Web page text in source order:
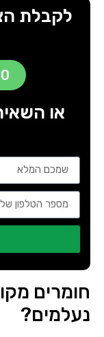
לקבלת
או
חומרים
נעלמים?